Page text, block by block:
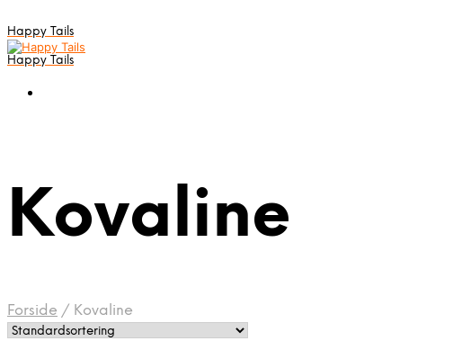
Happy Tails
Happy Tails
Kovaline
Forside / Kovaline